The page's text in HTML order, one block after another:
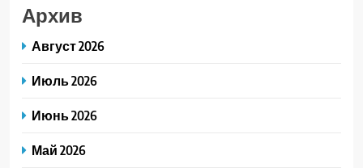
Архив
Август 2026
Июль 2026
Июнь 2026
Май 2026